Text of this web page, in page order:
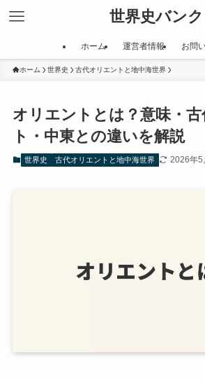
世界史バンク
ホーム 運営者情報 お問
ホーム 世界史 古代オリエントと地中海世界
オリエントとは？意味・
ト・中東との違いを解説
世界史 古代オリエントと地中海世界 2026年5